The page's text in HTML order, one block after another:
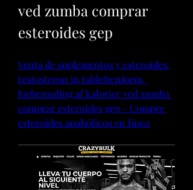
ved zumba comprar
esteroides gep
Venta de suplementos y esteroides
testosteron in tablettenform,
forbrænding af kalorier ved zumba
comprar esteroides gep - Compre
esteroides anabólicos en línea